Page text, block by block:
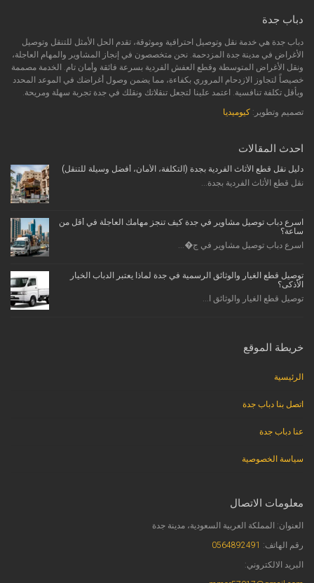
دباب جدة
دباب جدة هي خدمة نقل وتوصيل احترافية وموثوقة، تقدم الحل الأمثل للتنقل وتوصيل
الأغراض في مدينة جدة المزدحمة. نحن متخصصون في إنجاز المشاوير والمهام العاجلة،
ونقل الأغراض المتوسطة وقطع العفش الفردية بسرعة فائقة وأمان تام. الخدمة مصممة
خصيصاً لتجاوز الازدحام المروري بكفاءة، مما يضمن وصول أغراضك في الموعد المحدد
وبأقل تكلفة تنافسية. اعتمد علينا لتجعل تنقلاتك ونقلك في جدة تجربة سهلة ومريحة.
تصميم وتطوير: كيوميديا
احدث المقالات
دليل نقل قطع الأثاث الفردية بجدة (التكلفة، الأمان، أفضل وسيلة للتنقل)
نقل قطع الأثاث الفردية بجدة...
اسرع دباب توصيل مشاوير في جدة كيف تنجز مهامك العاجلة في أقل من
ساعة؟
اسرع دباب توصيل مشاوير في ج�...
توصيل قطع الغيار والوثائق الرسمية في جدة لماذا يعتبر الدباب الخيار
الأذكى؟
توصيل قطع الغيار والوثائق ا...
خريطة الموقع
الرئيسية
اتصل بنا دباب جدة
عنا دباب جدة
سياسة الخصوصية
معلومات الاتصال
العنوان: المملكة العربية السعودية، مدينة جدة
رقم الهاتف: 0564892491
البريد الالكتروني: